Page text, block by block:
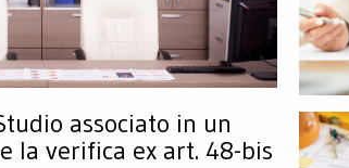
associato in un
la verifica ex art. 48-bis